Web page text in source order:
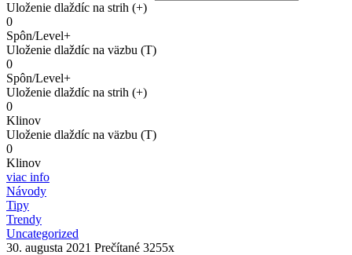
Uloženie dlaždíc na strih (+)
0
Spôn/Level+
Uloženie dlaždíc na väzbu (T)
0
Spôn/Level+
Uloženie dlaždíc na strih (+)
0
Klinov
Uloženie dlaždíc na väzbu (T)
0
Klinov
viac info
Návody
Tipy
Trendy
Uncategorized
30. augusta 2021 Prečítané 3255x